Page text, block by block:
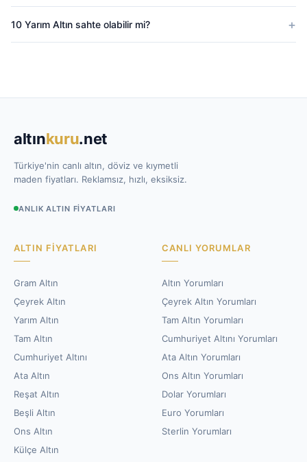
10 Yarım Altın sahte olabilir mi?
altınkuru.net
Türkiye'nin canlı altın, döviz ve kıymetli
maden fiyatları. Reklamsız, hızlı, eksiksiz.
ANLIK ALTIN FIYATLARI
ALTIN FIYATLARI
Gram Altın
Çeyrek Altın
Yarım Altın
Tam Altın
Cumhuriyet Altını
Ata Altın
Reşat Altın
Beşli Altın
Ons Altın
Külçe Altın
CANLI YORUMLAR
Altın Yorumları
Çeyrek Altın Yorumları
Tam Altın Yorumları
Cumhuriyet Altını Yorumları
Ata Altın Yorumları
Ons Altın Yorumları
Dolar Yorumları
Euro Yorumları
Sterlin Yorumları